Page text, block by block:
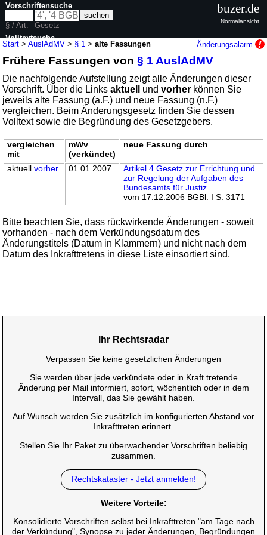
Start >AuslAdMV > § 1 >alte Fassungen Änderungsalarm
Frühere Fassungen von§ 1 AuslAdMV
Die nachfolgende Aufstellung zeigt alle Änderungen dieser
Vorschrift. Über die Linksaktuell undvorher können Sie
jeweils alte Fassung (a.F.) und neue Fassung (n.F.)
vergleichen. Beim Änderungsgesetz finden Sie dessen
Volltext sowie die Begründung des Gesetzgebers.
vergleichen
mit
mWv
(verkündet)
neue Fassung durch
aktuellvorher 01.01.2007
Artikel 4 Gesetz zur Errichtung und
zur Regelung der Aufgaben des
Bundesamts für Justiz
vom 17.12.2006 BGBl. I S. 3171
Bitte beachten Sie, dass rückwirkende Änderungen - soweit
vorhanden - nach dem Verkündungsdatum des
Änderungstitels (Datum in Klammern) und nicht nach dem
Datum des Inkrafttretens in diese Liste einsortiert sind.
Vorschriftensuche
§ / Art.
Gesetz
Volltextsuche
nur in AuslAdMV
buzer.de
Normalansicht
Ihr Rechtsradar
Verpassen Sie keine gesetzlichen Änderungen
Sie werden über jede verkündete oder in Kraft tretende
Änderung per Mail informiert, sofort, wöchentlich oder in dem
Intervall, das Sie gewählt haben.
Auf Wunsch werden Sie zusätzlich im konfigurierten Abstand vor
Inkrafttreten erinnert.
Stellen Sie Ihr Paket zu überwachender Vorschriften beliebig
zusammen.
Rechtskataster - Jetzt anmelden!
Weitere Vorteile:
Konsolidierte Vorschriften selbst bei Inkrafttreten "am Tage nach
der Verkündung", Synopse zu jeder Änderungen, Begründungen